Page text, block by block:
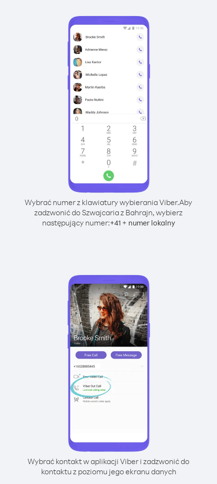
Wybrać numer z klawiatury wybierania Viber.Aby
zadzwonić do Szwajcaria z Bahrajn, wybierz
następujący numer:+41+ numer lokalny
Wybrać kontakt w aplikacji Viber i zadzwonić do
kontaktu z poziomu jego ekranu danych